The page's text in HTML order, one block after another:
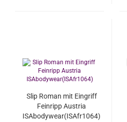
Slip Roman mit Eingriff
Feinripp Austria
ISAbodywear(ISAfr1064)